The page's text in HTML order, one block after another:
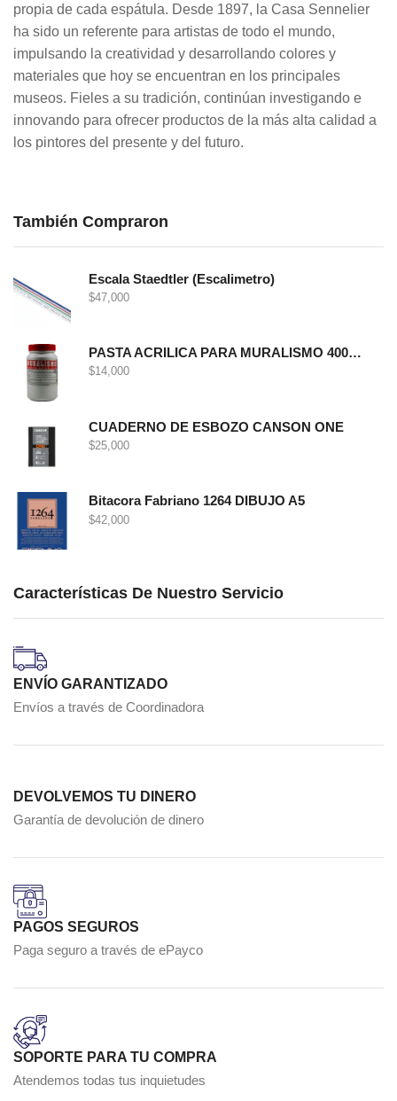
propia de cada espátula. Desde 1897, la Casa Sennelier
ha sido un referente para artistas de todo el mundo,
impulsando la creatividad y desarrollando colores y
materiales que hoy se encuentran en los principales
museos. Fieles a su tradición, continúan investigando e
innovando para ofrecer productos de la más alta calidad a
los pintores del presente y del futuro.
También Compraron
Escala Staedtler (Escalimetro)
$47,000
PASTA ACRILICA PARA MURALISMO 400 GRS
$14,000
CUADERNO DE ESBOZO CANSON ONE
$25,000
Bitacora Fabriano 1264 DIBUJO A5
$42,000
Características De Nuestro Servicio
ENVÍO GARANTIZADO
Envíos a través de Coordinadora
DEVOLVEMOS TU DINERO
Garantía de devolución de dinero
PAGOS SEGUROS
Paga seguro a través de ePayco
SOPORTE PARA TU COMPRA
Atendemos todas tus inquietudes